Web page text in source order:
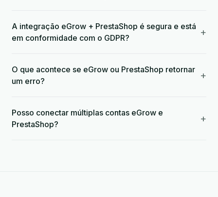
A integração eGrow + PrestaShop é segura e está
em conformidade com o GDPR?
+
O que acontece se eGrow ou PrestaShop retornar
um erro?
+
Posso conectar múltiplas contas eGrow e
PrestaShop?
+